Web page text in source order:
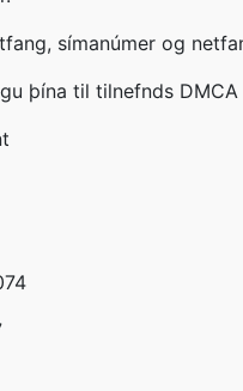
símanúmer og
þína til tilnefnds